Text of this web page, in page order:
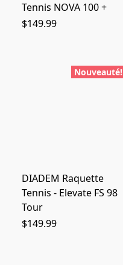
Tennis NOVA 100 +
$149.99
Nouveauté!
DIADEM Raquette
Tennis - Elevate FS 98
Tour
$149.99